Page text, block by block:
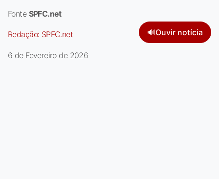
Fonte SPFC.net
Redação: SPFC.net 🔊Ouvir notícia
6 de Fevereiro de 2026